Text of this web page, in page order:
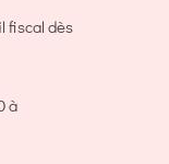
fiscal dès
à